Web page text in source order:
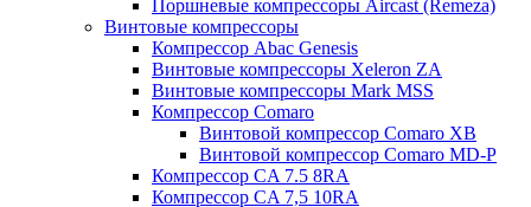
Поршневые компрессоры Aircast (Remeza)
Винтовые компрессоры
Компрессор Abac Genesis
Винтовые компрессоры Xeleron ZA
Винтовые компрессоры Mark MSS
Компрессор Comaro
Винтовой компрессор Comaro XB
Винтовой компрессор Comaro MD-P
Компрессор CA 7.5 8RA
Компрессор CA 7,5 10RA